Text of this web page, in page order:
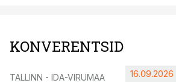
KONVERENTSID
TALLINN - IDA-VIRUMAA 16.09.2026